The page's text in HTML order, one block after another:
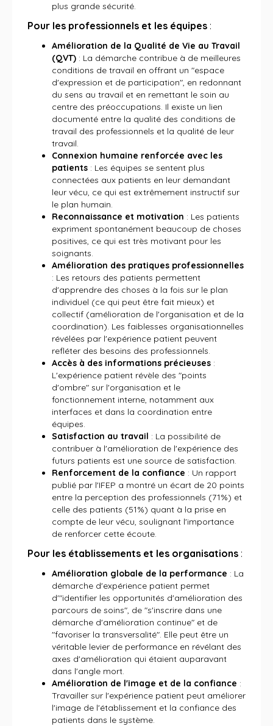
plus grande sécurité.
Pour les professionnels et les équipes :
Amélioration de la Qualité de Vie au Travail
(QVT) : La démarche contribue à de meilleures
conditions de travail en offrant un "espace
d'expression et de participation", en redonnant
du sens au travail et en remettant le soin au
centre des préoccupations. Il existe un lien
documenté entre la qualité des conditions de
travail des professionnels et la qualité de leur
travail.
Connexion humaine renforcée avec les
patients : Les équipes se sentent plus
connectées aux patients en leur demandant
leur vécu, ce qui est extrêmement instructif sur
le plan humain.
Reconnaissance et motivation : Les patients
expriment spontanément beaucoup de choses
positives, ce qui est très motivant pour les
soignants.
Amélioration des pratiques professionnelles
: Les retours des patients permettent
d'apprendre des choses à la fois sur le plan
individuel (ce qui peut être fait mieux) et
collectif (amélioration de l'organisation et de la
coordination). Les faiblesses organisationnelles
révélées par l'expérience patient peuvent
refléter des besoins des professionnels.
Accès à des informations précieuses :
L'expérience patient révèle des "points
d'ombre" sur l'organisation et le
fonctionnement interne, notamment aux
interfaces et dans la coordination entre
équipes.
Satisfaction au travail : La possibilité de
contribuer à l'amélioration de l'expérience des
futurs patients est une source de satisfaction.
Renforcement de la confiance : Un rapport
publié par l'IFEP a montré un écart de 20 points
entre la perception des professionnels (71%) et
celle des patients (51%) quant à la prise en
compte de leur vécu, soulignant l'importance
de renforcer cette écoute.
Pour les établissements et les organisations :
Amélioration globale de la performance : La
démarche d'expérience patient permet
d'"identifier les opportunités d'amélioration des
parcours de soins", de "s'inscrire dans une
démarche d'amélioration continue" et de
"favoriser la transversalité". Elle peut être un
véritable levier de performance en révélant des
axes d'amélioration qui étaient auparavant
dans l'angle mort.
Amélioration de l'image et de la confiance :
Travailler sur l'expérience patient peut améliorer
l'image de l'établissement et la confiance des
patients dans le système.